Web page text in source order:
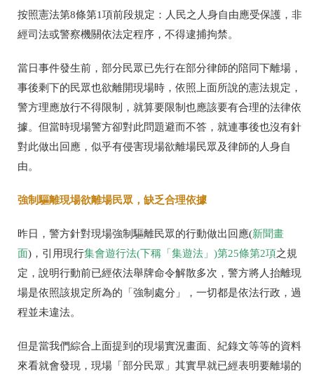
按照憲法第8條第1項前段規定：人民之人身自由應受保護，非
經司法或警察機關依法定程序，不得逮捕拘禁。
當日事件發生前，部分民眾已先行在部分律師的陪同下離場，
事後剩下的民眾也欲離開現場時，依照上面所說的憲法規定，
警方理應放行不得限制，就算要限制也應該要有合理的法律依
據。但當時現場警方卻對此問題避而不答，就連事後也沒有針
對此做出回應，似乎有侵害現場欲離場民眾及律師的人身自
由。
強制驅離現場欲離場民眾，缺乏合理依據
昨日，警方針對現場強制驅離民眾的行動做出回應(新聞畫
面) ，引用現行集會遊行法(下稱「集遊法」 )第25條第2項之規
定，說明行動前已經依法舉牌命令解散多次，警方將人抬離現
場是依照該規定所為的「強制處分」，一切都是依法行政，過
程並未違法。
但是當我們綜合上面提到的現場實況畫面、紀錄文等等的資料
來看就會發現，現場「部分民眾」其實早就已經表明要離場的